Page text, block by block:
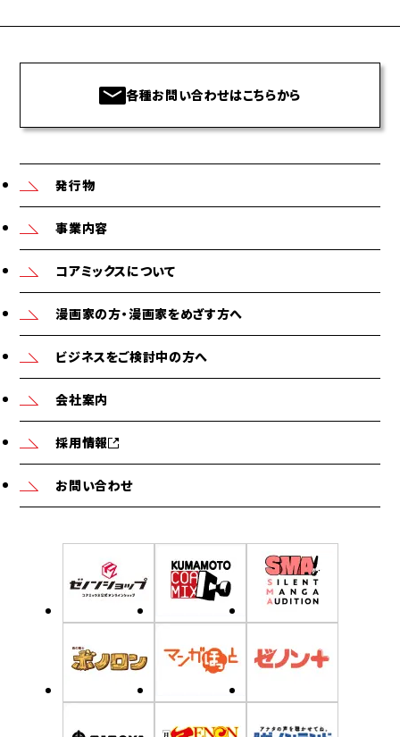
各種お問い合わせはこちらから
発行物
事業内容
コアミックスについて
漫画家の方・漫画家をめざす方へ
ビジネスをご検討中の方へ
会社案内
採用情報
お問い合わせ